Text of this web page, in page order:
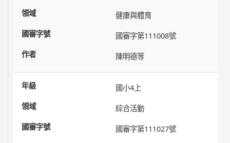
健康與體育
國審字第111008號
陳明德等
國小4上
綜合活動
國審字第111027號